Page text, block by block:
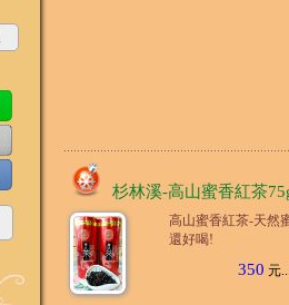
杉林溪-高山蜜香紅茶
高山蜜香紅茶-天然
還好喝!
350 元